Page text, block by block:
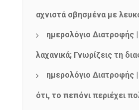
αχνιστά σβησμένα με
ημερολόγιο Διατροφής
λαχανικά; Γνωρίζεις τη
ημερολόγιο Διατροφής
ότι, το πεπόνι περιέχει